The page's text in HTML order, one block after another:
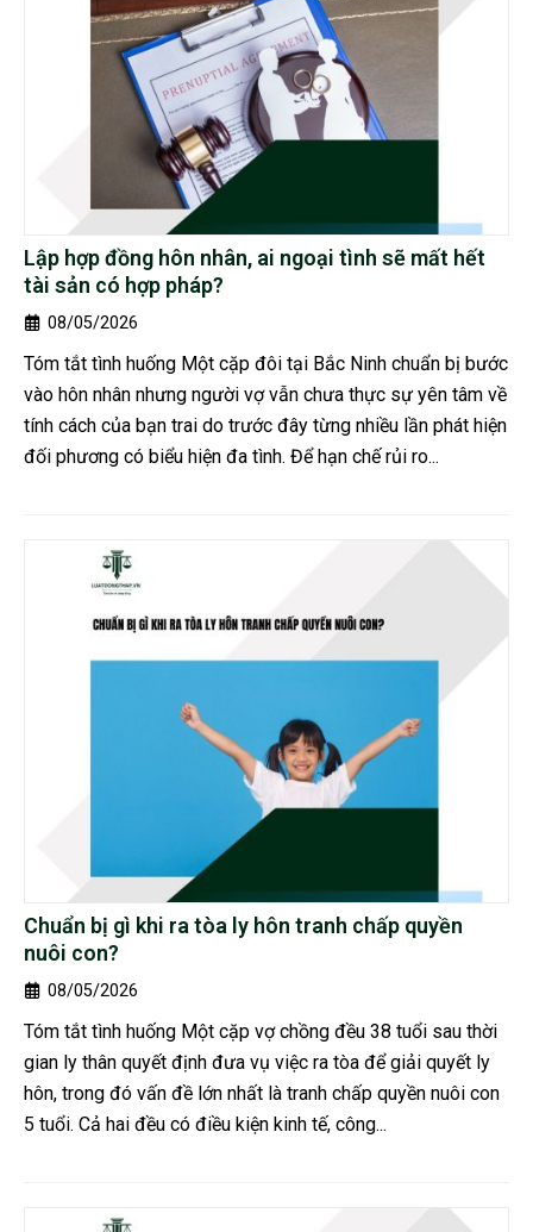
Lập hợp đồng hôn nhân, ai ngoại tình sẽ mất hết
tài sản có hợp pháp?
08/05/2026
Tóm tắt tình huống Một cặp đôi tại Bắc Ninh chuẩn bị bước
vào hôn nhân nhưng người vợ vẫn chưa thực sự yên tâm về
tính cách của bạn trai do trước đây từng nhiều lần phát hiện
đối phương có biểu hiện đa tình. Để hạn chế rủi ro...
Chuẩn bị gì khi ra tòa ly hôn tranh chấp quyền
nuôi con?
08/05/2026
Tóm tắt tình huống Một cặp vợ chồng đều 38 tuổi sau thời
gian ly thân quyết định đưa vụ việc ra tòa để giải quyết ly
hôn, trong đó vấn đề lớn nhất là tranh chấp quyền nuôi con
5 tuổi. Cả hai đều có điều kiện kinh tế, công...